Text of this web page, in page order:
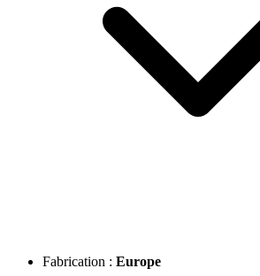
Fabrication : Europe